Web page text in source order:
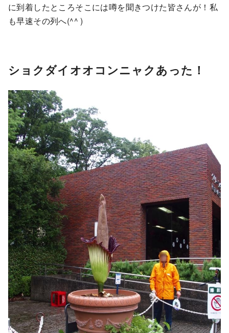
に到着したところそこには噂を聞きつけた皆さんが！私
も早速その列へ(^^ )
ショクダイオオコンニャクあった！